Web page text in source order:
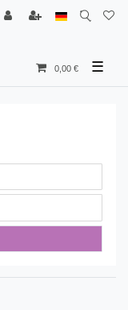
0,00 € ☰